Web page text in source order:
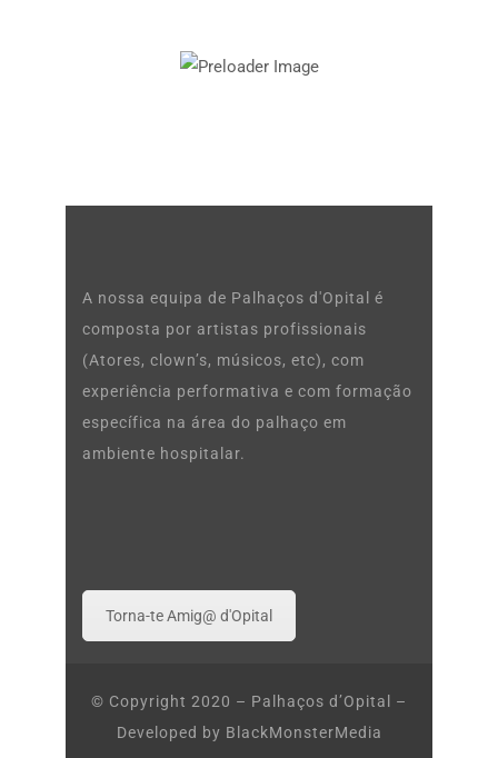
A nossa equipa de Palhaços d'Opital é
composta por artistas profissionais
(Atores, clown’s, músicos, etc), com
experiência performativa e com formação
específica na área do palhaço em
ambiente hospitalar.
Torna-te Amig@ d'Opital
© Copyright 2020 – Palhaços d’Opital –
Developed by BlackMonsterMedia